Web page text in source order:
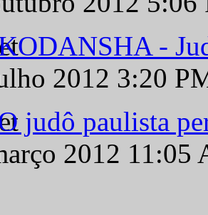
-
2012 3:20
judô paulista
2012